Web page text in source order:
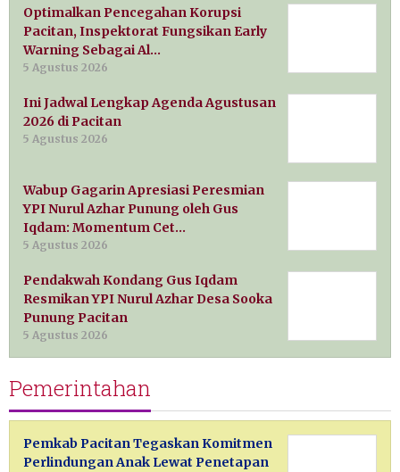
Optimalkan Pencegahan Korupsi
Pacitan, Inspektorat Fungsikan Early
Warning Sebagai Al…
5 Agustus 2026
Ini Jadwal Lengkap Agenda Agustusan
2026 di Pacitan
5 Agustus 2026
Wabup Gagarin Apresiasi Peresmian
YPI Nurul Azhar Punung oleh Gus
Iqdam: Momentum Cet…
5 Agustus 2026
Pendakwah Kondang Gus Iqdam
Resmikan YPI Nurul Azhar Desa Sooka
Punung Pacitan
5 Agustus 2026
Pemerintahan
Pemkab Pacitan Tegaskan Komitmen
Perlindungan Anak Lewat Penetapan